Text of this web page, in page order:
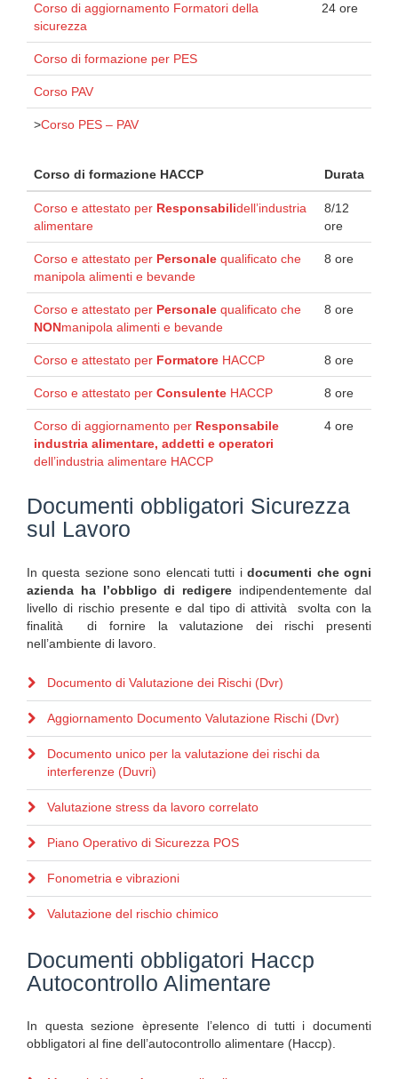
Corso di aggiornamento Formatori della
sicurezza
24 ore
Corso di formazione per PES
Corso PAV
>Corso PES – PAV
Corso di formazione HACCP Durata
Corso e attestato per Responsabilidell’industria
alimentare
8/12
ore
Corso e attestato per Personale qualificato che
manipola alimenti e bevande
8 ore
Corso e attestato per Personale qualificato che
NONmanipola alimenti e bevande
8 ore
Corso e attestato per Formatore HACCP 8 ore
Corso e attestato per Consulente HACCP 8 ore
Corso di aggiornamento per Responsabile
industria alimentare, addetti e operatori
dell’industria alimentare HACCP
4 ore
Documenti obbligatori Sicurezza
sul Lavoro
In questa sezione sono elencati tutti idocumenti che ogni
azienda ha l’obbligo di redigere indipendentemente dal
livello di rischio presente e dal tipo di attività svolta con la
finalità di fornire la valutazione dei rischi presenti
nell’ambiente di lavoro.
Documento di Valutazione dei Rischi (Dvr)
Aggiornamento Documento Valutazione Rischi (Dvr)
Documento unico per la valutazione dei rischi da
interferenze (Duvri)
Valutazione stress da lavoro correlato
Piano Operativo di Sicurezza POS
Fonometria e vibrazioni
Valutazione del rischio chimico
Documenti obbligatori Haccp
Autocontrollo Alimentare
In questa sezione èpresente l’elenco di tutti i documenti
obbligatori al fine dell’autocontrollo alimentare (Haccp).